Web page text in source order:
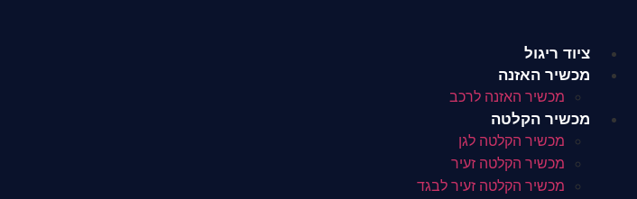
ציוד ריגול
מכשיר האזנה
מכשיר האזנה לרכב
מכשיר הקלטה
מכשיר הקלטה לגן
מכשיר הקלטה זעיר
מכשיר הקלטה זעיר לבגד